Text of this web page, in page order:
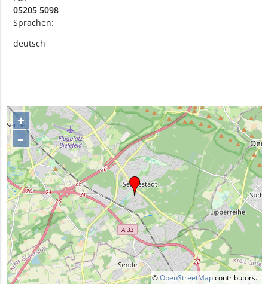
05205 5098
Sprachen:
deutsch
+
–
©OpenStreetMapcontributors.